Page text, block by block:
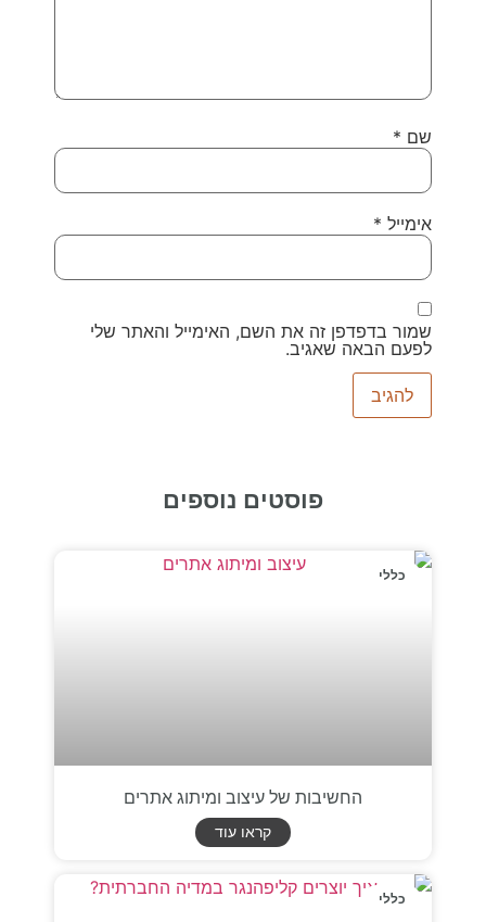
שם *
אימייל *
שמור בדפדפן זה את השם, האימייל והאתר שלי
לפעם הבאה שאגיב.
פוסטים נוספים
כללי
החשיבות של עיצוב ומיתוג אתרים
קראו עוד
כללי